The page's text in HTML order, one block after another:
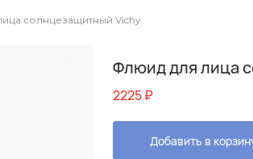
солнцезащитный Vichy
Флюид для лица
2225₽
Добавить в